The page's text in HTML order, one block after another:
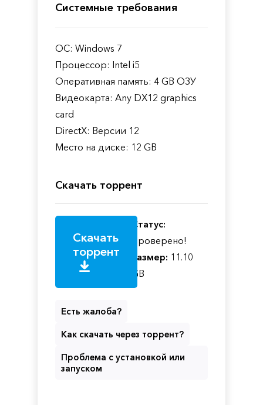
Системные требования
ОС: Windows 7
Процессор: Intel i5
Оперативная память: 4 GB ОЗУ
Видеокарта: Any DX12 graphics
card
DirectX: Версии 12
Место на диске: 12 GB
Скачать торрент
Скачать
торрент
Статус:
Проверено!
Размер: 11.10
GB
Есть жалоба?
Как скачать через торрент?
Проблема с установкой или
запуском